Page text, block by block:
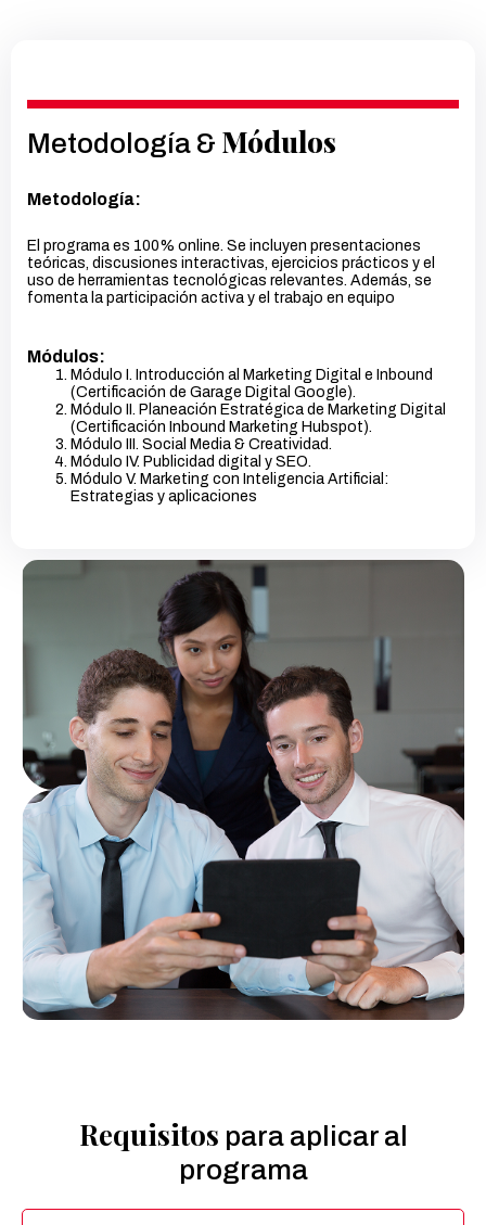
Metodología & Módulos
Metodología:
El programa es 100% online. Se incluyen presentaciones
teóricas, discusiones interactivas, ejercicios prácticos y el
uso de herramientas tecnológicas relevantes. Además, se
fomenta la participación activa y el trabajo en equipo
Módulos:
Módulo I. Introducción al Marketing Digital e Inbound
(Certificación de Garage Digital Google).
Módulo II. Planeación Estratégica de Marketing Digital
(Certificación Inbound Marketing Hubspot).
Módulo III. Social Media & Creatividad.
Módulo IV. Publicidad digital y SEO.
Módulo V. Marketing con Inteligencia Artificial:
Estrategias y aplicaciones
Requisitos para aplicar al
programa